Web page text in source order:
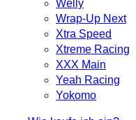
Welly
Wrap-Up Next
Xtra Speed
Xtreme Racing
XXX Main
Yeah Racing
Yokomo